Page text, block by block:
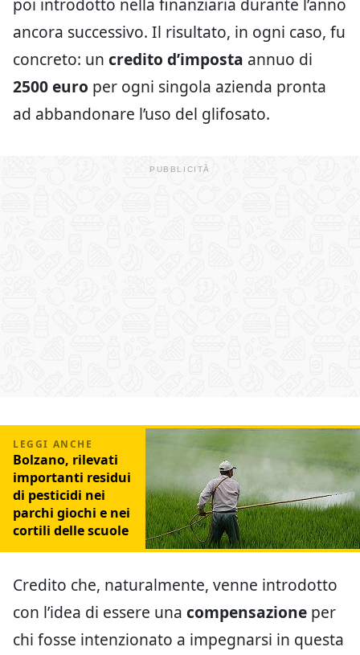
poi introdotto nella finanziaria durante l’anno
ancora successivo. Il risultato, in ogni caso, fu
concreto: un credito d’imposta annuo di
2500 euro per ogni singola azienda pronta
ad abbandonare l’uso del glifosato.
Bolzano, rilevati
importanti residui
di pesticidi nei
parchi giochi e nei
cortili delle scuole
Credito che, naturalmente, venne introdotto
con l’idea di essere una compensazione per
chi fosse intenzionato a impegnarsi in questa